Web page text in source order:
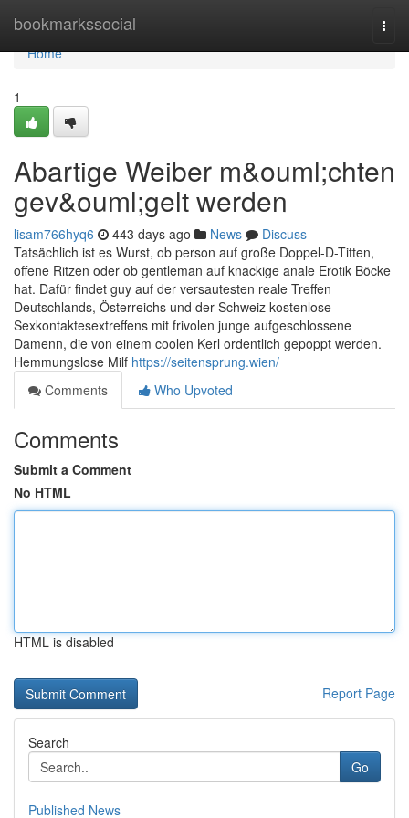
bookmarkssocial
Home
Home
1
Abartige Weiber m&ouml;chten
gev&ouml;gelt werden
lisam766hyq6 443 days ago News
Discuss
Tatsächlich ist es Wurst, ob person auf große Doppel-D-Titten,
offene Ritzen oder ob gentleman auf knackige anale Erotik Böcke
hat. Dafür findet guy auf der versautesten reale Treffen
Deutschlands, Österreichs und der Schweiz kostenlose
Sexkontaktesextreffens mit frivolen junge aufgeschlossene
Damenn, die von einem coolen Kerl ordentlich gepoppt werden.
Hemmungslose Milf https://seitensprung.wien/
Comments
Who Upvoted
Comments
Submit a Comment
No HTML
HTML is disabled
Report Page
Search
Go
Published News